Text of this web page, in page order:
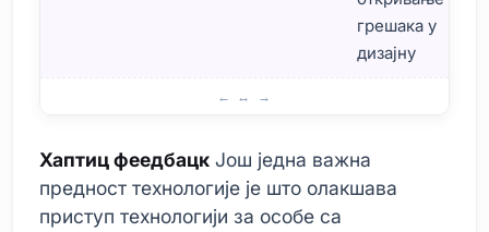
грешака у
дизајну
Хаптиц феедбацк Још једна важна
предност технологије је што олакшава
приступ технологији за особе са